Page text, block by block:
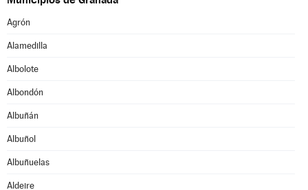
Agrón
Alamedilla
Albolote
Albondón
Albuñán
Albuñol
Albuñuelas
Aldeire